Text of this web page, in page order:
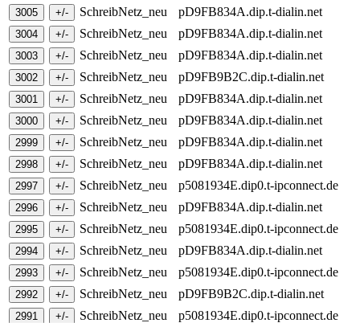
SchreibNetz_neu
pD9FB834A.dip.t-dialin.net
SchreibNetz_neu
pD9FB834A.dip.t-dialin.net
SchreibNetz_neu
pD9FB834A.dip.t-dialin.net
SchreibNetz_neu
pD9FB9B2C.dip.t-dialin.net
SchreibNetz_neu
pD9FB834A.dip.t-dialin.net
SchreibNetz_neu
pD9FB834A.dip.t-dialin.net
SchreibNetz_neu
pD9FB834A.dip.t-dialin.net
SchreibNetz_neu
pD9FB834A.dip.t-dialin.net
SchreibNetz_neu
p5081934E.dip0.t-ipconnect.de
SchreibNetz_neu
pD9FB834A.dip.t-dialin.net
SchreibNetz_neu
p5081934E.dip0.t-ipconnect.de
SchreibNetz_neu
pD9FB834A.dip.t-dialin.net
SchreibNetz_neu
p5081934E.dip0.t-ipconnect.de
SchreibNetz_neu
pD9FB9B2C.dip.t-dialin.net
SchreibNetz_neu
p5081934E.dip0.t-ipconnect.de